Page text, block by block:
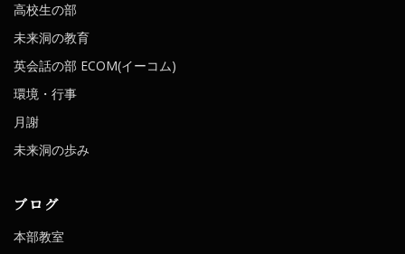
高校生の部
未来洞の教育
英会話の部 ECOM(イーコム)
環境・行事
月謝
未来洞の歩み
ブログ
本部教室